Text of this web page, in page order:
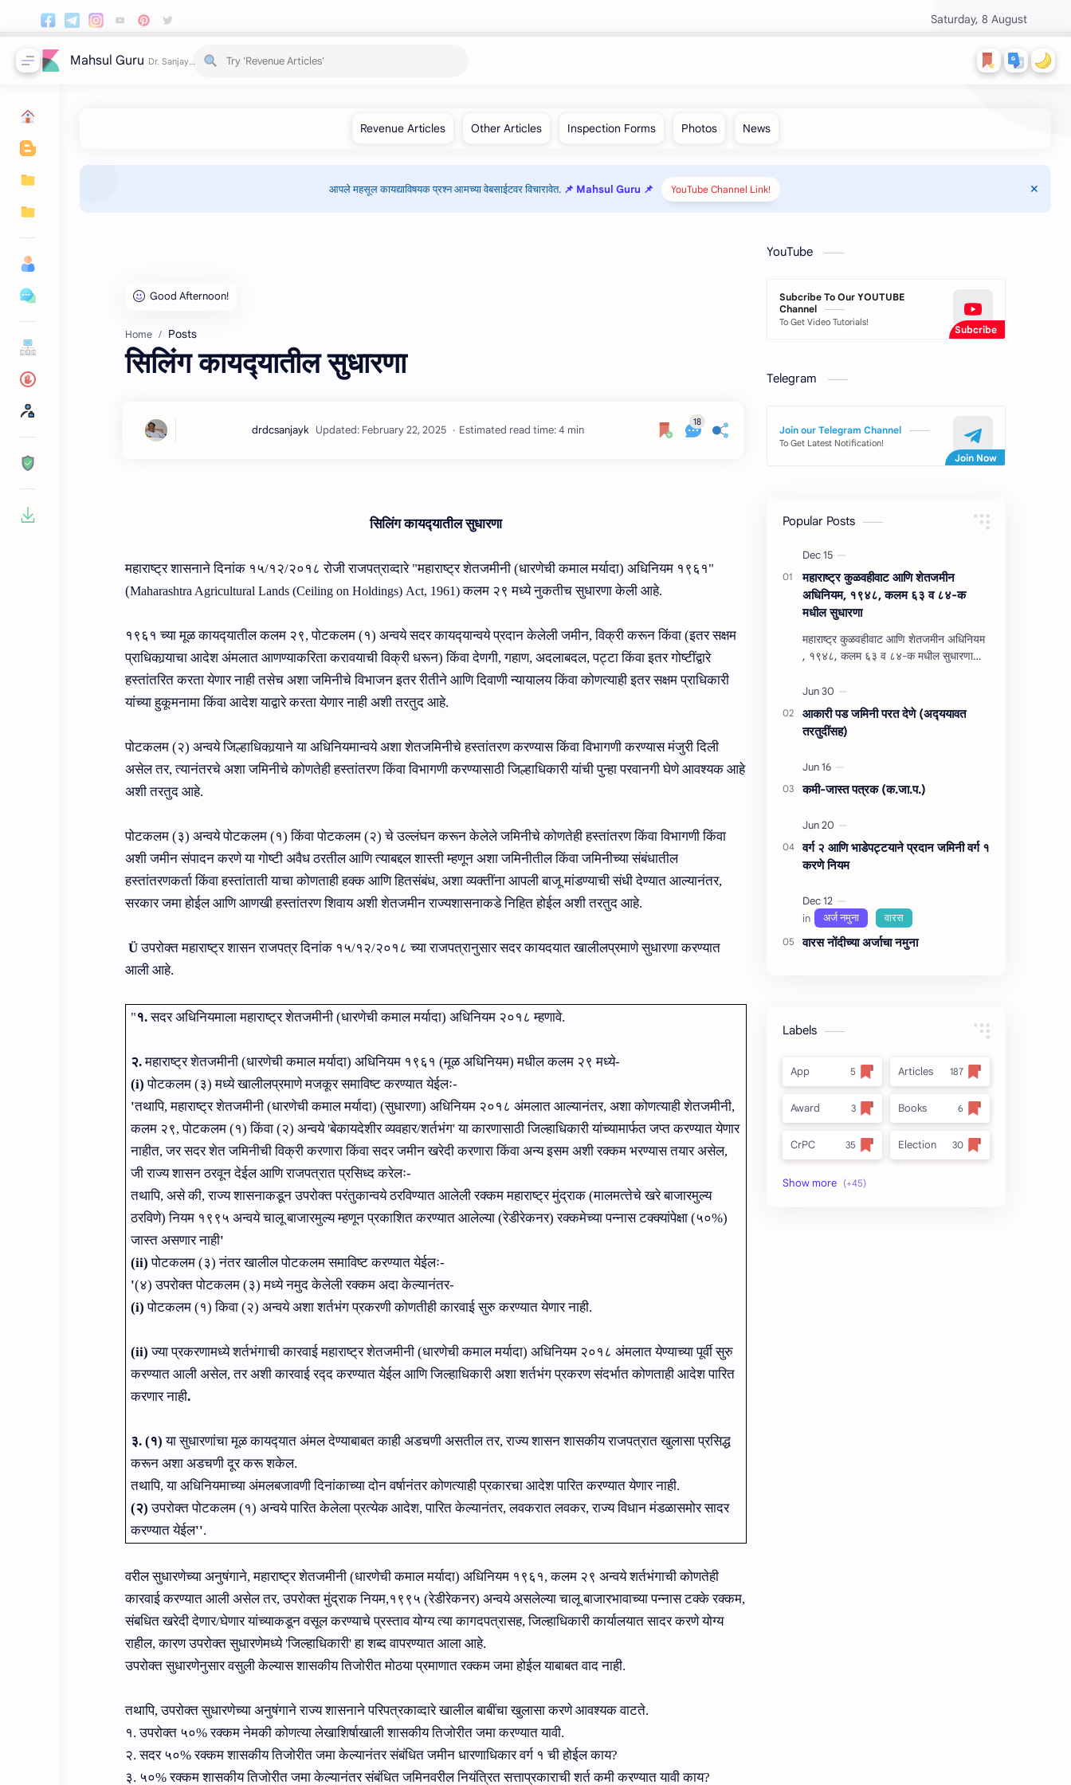
Saturday, 8 August
Mahsul Guru
आपले महसूल कायद्याविषयक प्रश्न आमच्या वेबसाईटवर विचारावेत. 📌 Mahsul Guru 📌 YouTube Channel Link!
Home Posts
सिलिंग कायद्‍यातील सुधारणा
Estimated read time: 4 min
सिलिंग कायद्‍यातील सुधारणा
महाराष्‍ट्र शासनाने दिनांक १५/१२/२०१८ रोजी राजपत्राव्‍दारे "महाराष्‍ट्र शेतजमीनी (धारणेची कमाल मर्यादा) अधिनियम १९६१"
(Maharashtra Agricultural Lands (Ceiling on Holdings) Act, 1961)कलम २९ मध्‍ये नुकतीच सुधारणा केली आहे.
१९६१ च्‍या मूळ कायद्‍यातील कलम २९, पोटकलम (१) अन्वये सदर कायद्‍यान्‍वये प्रदान केलेली जमीन, विक्री करून किंवा (इतर सक्षम
प्राधिकार्‍याचा आदेश अंमलात आणण्याकरिता करावयाची विक्री धरून) किंवा देणगी, गहाण, अदलाबदल, पट्टा किंवा इतर गोष्टींद्वारे
हस्तांतरित करता येणार नाही तसेच अशा जमिनीचे विभाजन इतर रीतीने आणि दिवाणी न्यायालय किंवा कोणत्याही इतर सक्षम प्राधिकारी
यांच्या हुकूमनामा किंवा आदेश याद्वारे करता येणार नाही अशी तरतुद आहे.
पोटकलम (२) अन्वये जिल्हाधिकार्‍याने या अधिनियमान्‍वये अशा शेतजमिनीचे हस्तांतरण करण्यास किंवा विभागणी करण्यास मंजुरी दिली
असेल तर, त्यानंतरचे अशा जमिनीचे कोणतेही हस्तांतरण किंवा विभागणी करण्यासाठी जिल्हाधिकारी यांची पुन्‍हा परवानगी घेणे आवश्यक आहे
अशी तरतुद आहे.
पोटकलम (३) अन्वये पोटकलम (१) किंवा पोटकलम (२) चे उल्लंघन करून केलेले जमिनीचे कोणतेही हस्तांतरण किंवा विभागणी किंवा
अशी जमीन संपादन करणे या गोष्टी अवैध ठरतील आणि त्याबद्दल शास्ती म्हणून अशा जमिनीतील किंवा जमिनीच्या संबंधातील
हस्तांतरणकर्ता किंवा हस्तांताती याचा कोणताही हक्क आणि हितसंबंध, अशा व्यक्तींना आपली बाजू मांडण्याची संधी देण्यात आल्यानंतर,
सरकार जमा होईल आणि आणखी हस्तांतरण शिवाय अशी शेतजमीन राज्यशासनाकडे निहित होईल अशी तरतुद आहे.
Üउपरोक्‍त महाराष्‍ट्र शासन राजपत्र दिनांक १५/१२/२०१८ च्‍या राजपत्रानुसार सदर कायदयात खालीलप्रमाणे सुधारणा करण्‍यात
आली आहे.
"१.सदर अधिनियमाला महाराष्‍ट्र शेतजमीनी (धारणेची कमाल मर्यादा) अधिनियम २०१८ म्‍हणावे.
२.महाराष्‍ट्र शेतजमीनी (धारणेची कमाल मर्यादा) अधिनियम १९६१ (मूळ अधिनियम) मधील कलम २९ मध्‍ये-
(i) पोटकलम (३) मध्‍ये खालीलप्रमाणे मजकूर समाविष्‍ट करण्‍यात येईलः-
'तथापि, महाराष्‍ट्र शेतजमीनी (धारणेची कमाल मर्यादा) (सुधारणा) अधिनियम २०१८ अंमलात आल्‍यानंतर, अशा कोणत्‍याही शेतजमीनी,
कलम २९, पोटकलम (१) किंवा (२) अन्‍वये'बेकायदेशीर व्‍यवहार/शर्तभंग'या कारणासाठी जिल्‍हाधिकारी यांच्‍यामार्फत जप्‍त करण्‍यात येणार
नाहीत, जर सदर शेत जमिनीची विक्री करणारा किंवा सदर जमीन खरेदी करणारा किंवा अन्‍य इसम अशी रक्‍कम भरण्‍यास तयार असेल,
जी राज्‍य शासन ठरवून देईल आणि राजपत्रात प्रसिध्‍द करेलः-
तथापि, असे की, राज्‍य शासनाकडून उपरोक्‍त परंतुकान्‍वये ठरविण्‍यात आलेली रक्‍कम महाराष्‍ट्र मुंद्राक (मालमत्‍तेचे खरे बाजारमुल्‍य
ठरविणे) नियम १९९५ अन्‍वये चालू बाजारमुल्‍य म्‍हणून प्रकाशित करण्‍यात आलेल्‍या (रेडीरेकनर) रक्‍कमेच्‍या पन्‍नास टक्‍क्‍यांपेक्षा (५०%)
जास्‍त असणार नाही'
(ii) पोटकलम (३) नंतर खालील पोटकलम समाविष्‍ट करण्‍यात येईलः-
'(४) उपरोक्‍त पोटकलम (३) मध्‍ये नमुद केलेली रक्‍कम अदा केल्‍यानंतर-
(i) पोटकलम (१) किवा (२) अन्‍वये अशा शर्तभंग प्रकरणी कोणतीही कारवाई सुरु करण्‍यात येणार नाही.
(ii) ज्‍या प्रकरणामध्‍ये शर्तभंगाची कारवाई महाराष्‍ट्र शेतजमीनी (धारणेची कमाल मर्यादा) अधिनियम २०१८ अंमलात येण्‍याच्‍या पूर्वी सुरु
करण्‍यात आली असेल, तर अशी कारवाई रद्‍द करण्‍यात येईल आणि जिल्‍हाधिकारी अशा शर्तभंग प्रकरण संदर्भात कोणताही आदेश पारित
करणार नाही.
३. (१) या सुधारणांचा मूळ कायद्‍यात अंमल देण्याबाबत काही अडचणी असतील तर, राज्य शासन शासकीय राजपत्रात खुलासा प्रसिद्ध
करून अशा अडचणी दूर करू शकेल.
तथापि, या अधिनियमाच्‍या अंमलबजावणी दिनांकाच्‍या दोन वर्षानंतर कोणत्याही प्रकारचा आदेश पारित करण्‍यात येणार नाही.
(२) उपरोक्‍त पोटकलम (१) अन्‍वये पारित केलेला प्रत्‍येक आदेश, पारित केल्‍यानंतर, लवकरात लवकर, राज्‍य विधान मंडळासमोर सादर
करण्‍यात येईल''.
वरील सुधारणेच्‍या अनुषंगाने, महाराष्‍ट्र शेतजमीनी (धारणेची कमाल मर्यादा) अधिनियम १९६१,कलम २९ अन्‍वये शर्तभंगाची कोणतेही
कारवाई करण्‍यात आली असेल तर,उपरोक्‍त मुंद्राक नियम,१९९५ (रेडीरेकनर) अन्‍वये असलेल्‍या चालू बाजारभावाच्‍या पन्‍नास टक्‍के रक्‍कम,
संबधित खरेदी देणार/घेणार यांच्‍याकडून वसूल करण्‍याचे प्रस्‍ताव योग्‍य त्‍या कागदपत्रासह, जिल्‍हाधिकारी कार्यालयात सादर करणे योग्‍य
राहील, कारण उपरोक्‍त सुधारणेमध्‍ये'जिल्‍हाधिकारी'हा शब्‍द वापरण्‍यात आला आहे.
उपरोक्‍त सुधारणेनुसार वसुली केल्‍यास शासकीय तिजोरीत मोठया प्रमाणात रक्‍कम जमा होईल याबाबत वाद नाही.
तथापि, उपरोक्‍त सुधारणेच्‍या अनुषंगाने राज्‍य शासनाने परिपत्रकाव्‍दारे खालील बाबींचा खुलासा करणे आवश्‍यक वाटते.
१. उपरोक्‍त ५०% रक्‍कम नेमकी कोणत्‍या लेखाशिर्षाखाली शासकीय तिजोरीत जमा करण्‍यात यावी.
२. सदर ५०% रक्‍कम शासकीय तिजोरीत जमा केल्‍यानंतर संबंधित जमीन धारणाधिकार वर्ग १ ची होईल काय?
३. ५०% रक्‍कम शासकीय तिजोरीत जमा केल्‍यानंतर संबंधित जमिनवरील नियंत्रित सत्ताप्रकाराची शर्त कमी करण्‍यात यावी काय?
YouTube
Subcribe To Our YOUTUBE
Channel
To Get Video Tutorials!
Telegram
Join our Telegram Channel
To Get Latest Notification!
Popular Posts
महाराष्‍ट्र कुळवहीवाट आणि शेतजमीन
अधिनियम, १९४८, कलम ६३ व ८४-क
मधील सुधारणा
महाराष्‍ट्र कुळवहीवाट आणि शेतजमीन अधिनियम
, १९४८, कलम ६३ व ८४-क मधील सुधारणा
, १९४८, कलम ६३ ( हैद…
आकारी पड जमिनी परत देणे (अद्‍ययावत
तरतुदींसह)
कमी-जास्त पत्रक (क.जा.प.)
वर्ग २ आणि भाडेपट्टयाने प्रदान जमिनी वर्ग १
करणे नियम
वारस नोंदीच्‍या अर्जाचा नमुना
Labels
App Articles
Award Books
CrPC Election
Forest